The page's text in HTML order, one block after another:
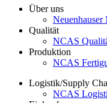
Über uns
Neuenhauser
Qualität
NCAS
Produktion
NCAS
Logistik/Supply
NCAS